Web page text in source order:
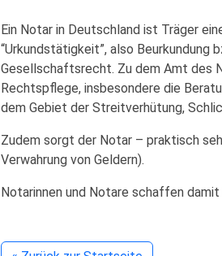
Ein Notar in Deutschland ist Träger
“Urkundstätigkeit”, also Beurkundung
Gesellschaftsrecht. Zu dem Amt des
Rechtspflege, insbesondere die
dem Gebiet der Streitverhütung,
Zudem sorgt der Notar – praktisch
Verwahrung von Geldern).
Notarinnen und Notare schaffen